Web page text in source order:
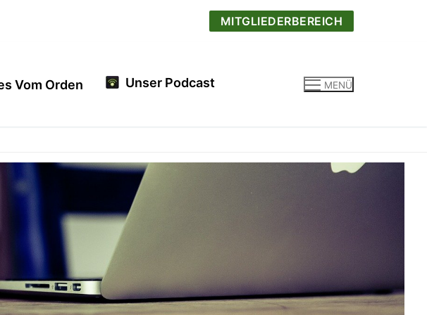
MITGLIEDERBEREICH
Vom Orden Unser Podcast MENÜ